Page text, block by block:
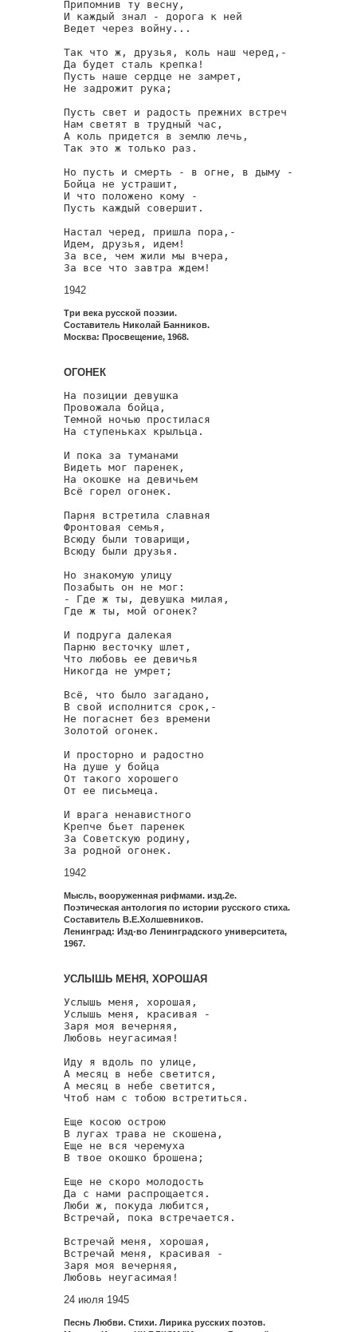
Припомнив ту весну,
И каждый знал - дорога к ней
Ведет через войну...
Так что ж, друзья, коль наш черед,-
Да будет сталь крепка!
Пусть наше сердце не замрет,
Не задрожит рука;
Пусть свет и радость прежних встреч
Нам светят в трудный час,
А коль придется в землю лечь,
Так это ж только раз.
Но пусть и смерть - в огне, в дыму -
Бойца не устрашит,
И что положено кому -
Пусть каждый совершит.
Настал черед, пришла пора,-
Идем, друзья, идем!
За все, чем жили мы вчера,
За все что завтра ждем!
1942
Три века русской поэзии.
Составитель Николай Банников.
Москва: Просвещение, 1968.
ОГОНЕК
На позиции девушка
Провожала бойца,
Темной ночью простилася
На ступеньках крыльца.
И пока за туманами
Видеть мог паренек,
На окошке на девичьем
Всё горел огонек.
Парня встретила славная
Фронтовая семья,
Всюду были товарищи,
Всюду были друзья.
Но знакомую улицу
Позабыть он не мог:
- Где ж ты, девушка милая,
Где ж ты, мой огонек?
И подруга далекая
Парню весточку шлет,
Что любовь ее девичья
Никогда не умрет;
Всё, что было загадано,
В свой исполнится срок,-
Не погаснет без времени
Золотой огонек.
И просторно и радостно
На душе у бойца
От такого хорошего
От ее письмеца.
И врага ненавистного
Крепче бьет паренек
За Советскую родину,
За родной огонек.
1942
Мысль, вооруженная рифмами. изд.2е.
Поэтическая антология по истории русского стиха.
Составитель В.Е.Холшевников.
Ленинград: Изд-во Ленинградского университета,
1967.
УСЛЫШЬ МЕНЯ, ХОРОШАЯ
Услышь меня, хорошая,
Услышь меня, красивая -
Заря моя вечерняя,
Любовь неугасимая!
Иду я вдоль по улице,
А месяц в небе светится,
А месяц в небе светится,
Чтоб нам с тобою встретиться.
Еще косою острою
В лугах трава не скошена,
Еще не вся черемуха
В твое окошко брошена;
Еще не скоро молодость
Да с нами распрощается.
Люби ж, покуда любится,
Встречай, пока встречается.
Встречай меня, хорошая,
Встречай меня, красивая -
Заря моя вечерняя,
Любовь неугасимая!
24 июля 1945
Песнь Любви. Стихи. Лирика русских поэтов.